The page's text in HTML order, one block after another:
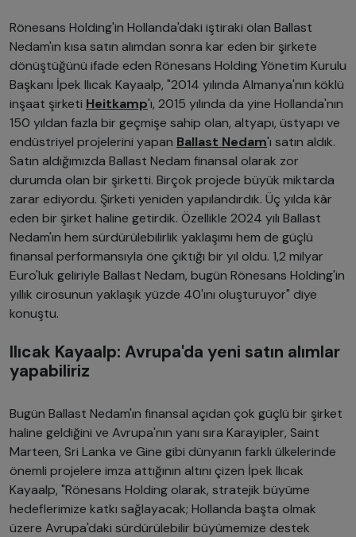
Rönesans Holding'in Hollanda'daki iştiraki olan Ballast
Nedam'ın kısa satın alımdan sonra kar eden bir şirkete
dönüştüğünü ifade eden Rönesans Holding Yönetim Kurulu
Başkanı İpek Ilıcak Kayaalp, "2014 yılında Almanya'nın köklü
inşaat şirketi Heitkamp'ı, 2015 yılında da yine Hollanda'nın
150 yıldan fazla bir geçmişe sahip olan, altyapı, üstyapı ve
endüstriyel projelerini yapan Ballast Nedam'ı satın aldık.
Satın aldığımızda Ballast Nedam finansal olarak zor
durumda olan bir şirketti. Birçok projede büyük miktarda
zarar ediyordu. Şirketi yeniden yapılandırdık. Üç yılda kâr
eden bir şirket haline getirdik. Özellikle 2024 yılı Ballast
Nedam'ın hem sürdürülebilirlik yaklaşımı hem de güçlü
finansal performansıyla öne çıktığı bir yıl oldu. 1,2 milyar
Euro'luk geliriyle Ballast Nedam, bugün Rönesans Holding'in
yıllık cirosunun yaklaşık yüzde 40'ını oluşturuyor" diye
konuştu.
Ilıcak Kayaalp: Avrupa'da yeni satın alımlar
yapabiliriz
Bugün Ballast Nedam'ın finansal açıdan çok güçlü bir şirket
haline geldiğini ve Avrupa'nın yanı sıra Karayipler, Saint
Marteen, Sri Lanka ve Gine gibi dünyanın farklı ülkelerinde
önemli projelere imza attığının altını çizen İpek Ilıcak
Kayaalp, "Rönesans Holding olarak, stratejik büyüme
hedeflerimize katkı sağlayacak; Hollanda başta olmak
üzere Avrupa'daki sürdürülebilir büyümemize destek